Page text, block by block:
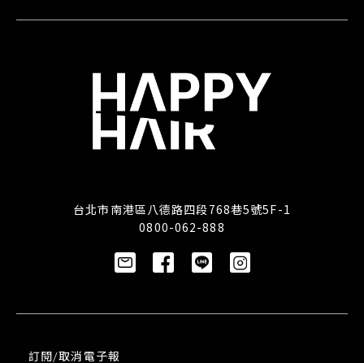
台北市南港區八德路四段768巷5號5F-1
0800-062-888
訂閱/取消電子報